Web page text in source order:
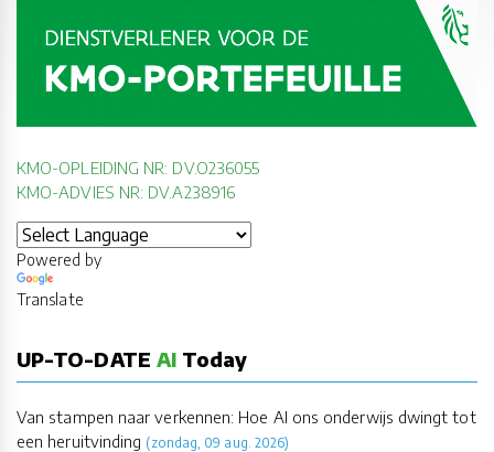
KMO-OPLEIDING NR: DV.O236055
KMO-ADVIES NR: DV.A238916
Powered by
Translate
UP-TO-DATE AI Today
Van stampen naar verkennen: Hoe AI ons onderwijs dwingt tot
een heruitvinding (zondag, 09 aug. 2026)